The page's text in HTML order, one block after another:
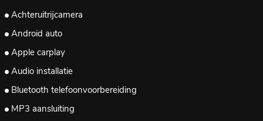
Achteruitrijcamera
Android auto
Apple carplay
Audio installatie
Bluetooth telefoonvoorbereiding
MP3 aansluiting